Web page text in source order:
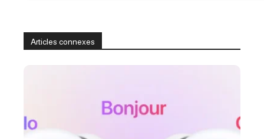
Articles connexes